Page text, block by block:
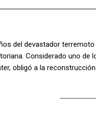
del devastador
Considerado uno
obligó a la